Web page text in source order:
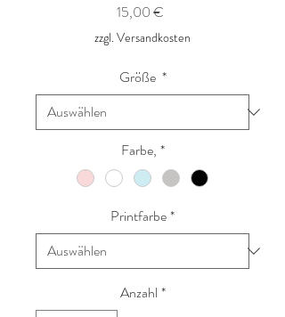
15,00 €
zzgl. Versandkosten
Größe *
Farbe, *
Printfarbe*
Anzahl *